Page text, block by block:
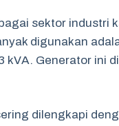
sektor industri
digunakan
Generator ini
dilengkapi